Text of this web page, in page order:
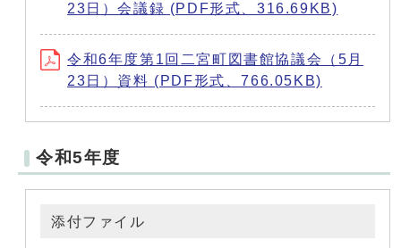
23日）会議録 (PDF形式、316.69KB)
令和6年度第1回二宮町図書館協議会（5月
23日）資料 (PDF形式、766.05KB)
令和5年度
添付ファイル